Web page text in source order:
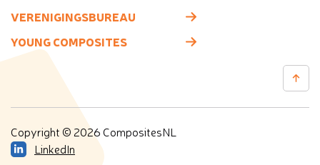
VERENIGINGSBUREAU
YOUNG COMPOSITES
Copyright © 2026 CompositesNL
LinkedIn